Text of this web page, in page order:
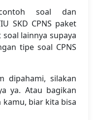
soal dan
SKD CPNS paket
lainnya supaya
tipe soal CPNS
dipahami, silakan
ya. Atau bagikan
biar kita bisa